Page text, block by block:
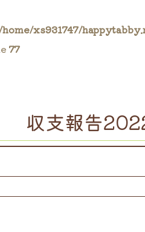
xs931747/
77
収支報告